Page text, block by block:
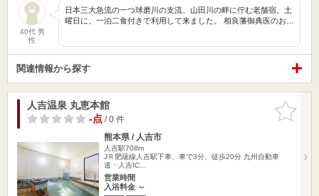
40代 男
性
日本三大急流の一つ球磨川の支流、山田川の畔に佇む老舗宿。土
曜日に、一泊二食付きで利用して来ました。 相良藩御典医のお…
関連情報から探す
お気に入
りに追加
人吉温泉 丸恵本館
-点/ 0 件
熊本県 / 人吉市
人吉駅708m
JＲ肥薩線人吉駅下車、車で3分、徒歩20分 九州自動車
道・人吉IC…
営業時間
入浴料金 ～